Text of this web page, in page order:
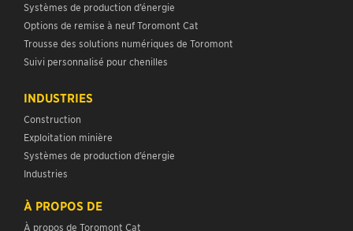
Systèmes de production d’énergie
Options de remise à neuf Toromont Cat
Trousse des solutions numériques de Toromont
Suivi personnalisé pour chenilles
INDUSTRIES
Construction
Exploitation minière
Systèmes de production d’énergie
Industries
À PROPOS DE
À propos de Toromont Cat